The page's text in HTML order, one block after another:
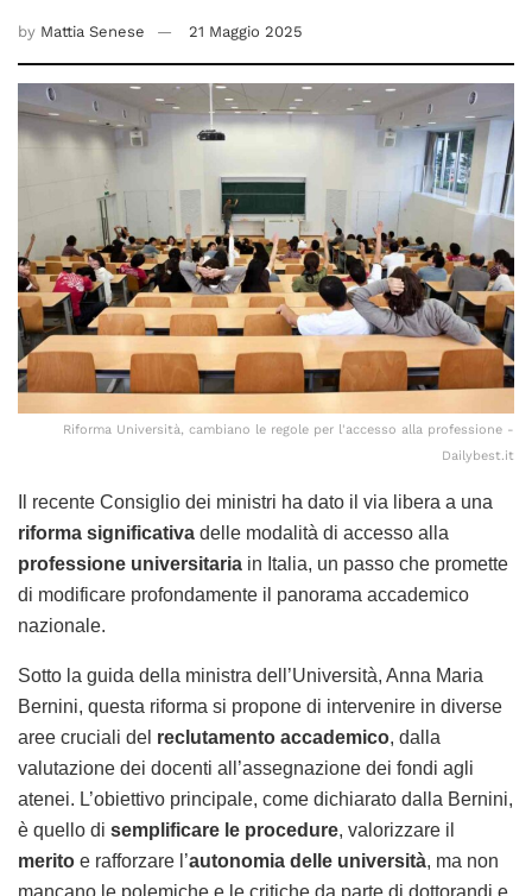
by Mattia Senese 21 Maggio 2025
Riforma Università, cambiano le regole per l'accesso alla professione -
Dailybest.it
Il recente Consiglio dei ministri ha dato il via libera a una
riforma significativa delle modalità di accesso alla
professione universitaria in Italia, un passo che promette
di modificare profondamente il panorama accademico
nazionale.
Sotto la guida della ministra dell’Università, Anna Maria
Bernini, questa riforma si propone di intervenire in diverse
aree cruciali del reclutamento accademico, dalla
valutazione dei docenti all’assegnazione dei fondi agli
atenei. L’obiettivo principale, come dichiarato dalla Bernini,
è quello di semplificare le procedure, valorizzare il
merito e rafforzare l’autonomia delle università, ma non